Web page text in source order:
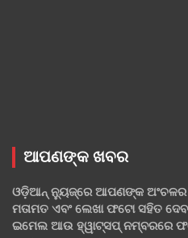
ଆପଣଙ୍କ ଖବର
ଓଡ଼ିଆନ୍ ନ୍ୟୁଜ୍‌ରେ ଆପଣଙ୍କ ଅଂଚଳର
ମତାମତ ଏବଂ ଲେଖା ଫଟୋ ସହିତ
ଇମେଲ ଆଉ ହ୍ୱାଟ୍‌ସପ୍ ନମ୍ବରରେ